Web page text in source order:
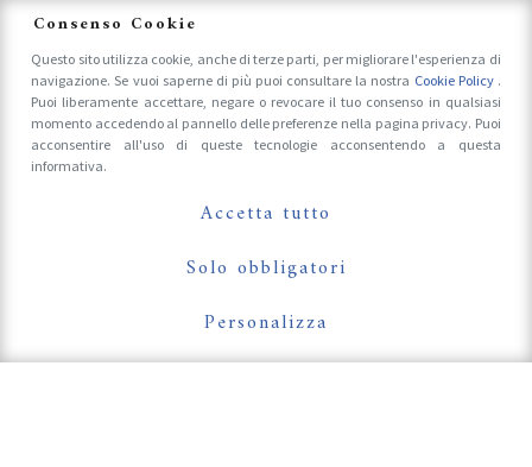
Accrediti Stampa e Fotografi
Follow Us On
Consenso Cookie
Questo sito utilizza cookie, anche di terze parti, per migliorare l'esperienza di
navigazione. Se vuoi saperne di più puoi consultare la nostra Cookie Policy .
Puoi liberamente accettare, negare o revocare il tuo consenso in qualsiasi
momento accedendo al pannello delle preferenze nella pagina privacy. Puoi
acconsentire all'uso di queste tecnologie acconsentendo a questa
informativa.
Accetta tutto
Solo obbligatori
Personalizza